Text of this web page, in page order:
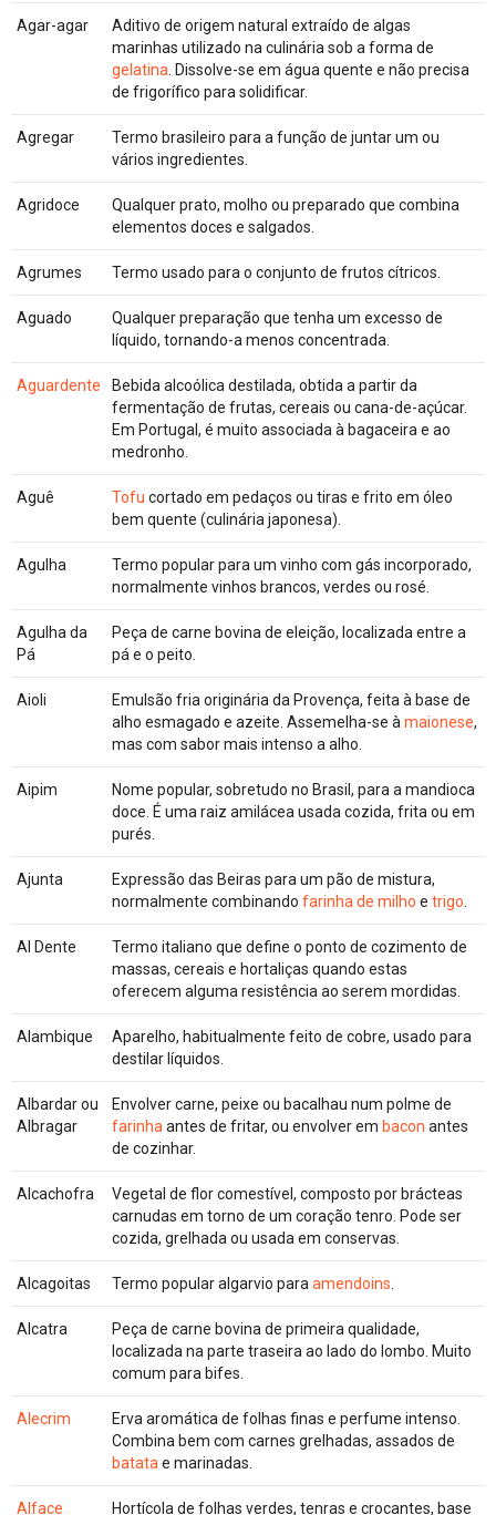
Agar-agar
Aditivo de origem natural extraído de algas
marinhas utilizado na culinária sob a forma de
gelatina . Dissolve-se em água quente e não precisa
de frigorífico para solidificar.
Agregar
Termo brasileiro para a função de juntar um ou
vários ingredientes.
Agridoce
Qualquer prato, molho ou preparado que combina
elementos doces e salgados.
Agrumes Termo usado para o conjunto de frutos cítricos.
Aguado
Qualquer preparação que tenha um excesso de
líquido, tornando-a menos concentrada.
Aguardente
Bebida alcoólica destilada, obtida a partir da
fermentação de frutas, cereais ou cana-de-açúcar.
Em Portugal, é muito associada à bagaceira e ao
medronho.
Aguê Tofu cortado em pedaços ou tiras e frito em óleo
bem quente (culinária japonesa).
Agulha
Termo popular para um vinho com gás incorporado,
normalmente vinhos brancos, verdes ou rosé.
Agulha da
Pá
Peça de carne bovina de eleição, localizada entre a
pá e o peito.
Aioli
Emulsão fria originária da Provença, feita à base de
alho esmagado e azeite. Assemelha-se à maionese,
mas com sabor mais intenso a alho.
Aipim
Nome popular, sobretudo no Brasil, para a mandioca
doce. É uma raiz amilácea usada cozida, frita ou em
purés.
Ajunta
Expressão das Beiras para um pão de mistura,
normalmente combinando farinha de milho e trigo
Al Dente
Termo italiano que define o ponto de cozimento de
massas, cereais e hortaliças quando estas
oferecem alguma resistência ao serem mordidas.
Alambique
Aparelho, habitualmente feito de cobre, usado para
destilar líquidos.
Albardar ou
Albragar
Envolver carne, peixe ou bacalhau num polme de
farinha antes de fritar, ou envolver em bacon antes
de cozinhar.
Alcachofra
Vegetal de flor comestível, composto por brácteas
carnudas em torno de um coração tenro. Pode ser
cozida, grelhada ou usada em conservas.
Alcagoitas Termo popular algarvio para amendoins
Alcatra
Peça de carne bovina de primeira qualidade,
localizada na parte traseira ao lado do lombo. Muito
comum para bifes.
Alecrim
Erva aromática de folhas finas e perfume intenso.
Combina bem com carnes grelhadas, assados de
batata e marinadas.
Alface
Hortícola de folhas verdes, tenras e crocantes, base